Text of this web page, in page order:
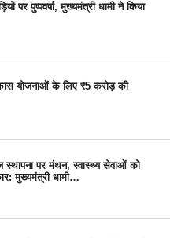
पर पुष्पवर्षा, मुख्यमंत्री धामी ने किया
योजनाओं के लिए ₹5 करोड़ की
स्थापना पर मंथन, स्वास्थ्य सेवाओं को
मुख्यमंत्री धामी…